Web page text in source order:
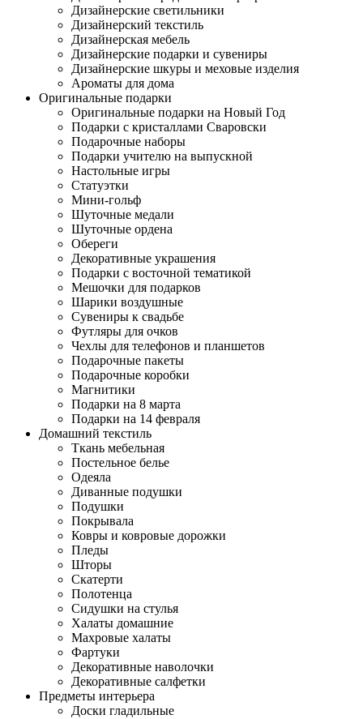
Дизайнерские светильники
Дизайнерский текстиль
Дизайнерская мебель
Дизайнерские подарки и сувениры
Дизайнерские шкуры и меховые изделия
Ароматы для дома
Оригинальные подарки
Оригинальные подарки на Новый Год
Подарки с кристаллами Сваровски
Подарочные наборы
Подарки учителю на выпускной
Настольные игры
Статуэтки
Мини-гольф
Шуточные медали
Шуточные ордена
Обереги
Декоративные украшения
Подарки с восточной тематикой
Мешочки для подарков
Шарики воздушные
Сувениры к свадьбе
Футляры для очков
Чехлы для телефонов и планшетов
Подарочные пакеты
Подарочные коробки
Магнитики
Подарки на 8 марта
Подарки на 14 февраля
Домашний текстиль
Ткань мебельная
Постельное белье
Одеяла
Диванные подушки
Подушки
Покрывала
Ковры и ковровые дорожки
Пледы
Шторы
Скатерти
Полотенца
Сидушки на стулья
Халаты домашние
Махровые халаты
Фартуки
Декоративные наволочки
Декоративные салфетки
Предметы интерьера
Доски гладильные